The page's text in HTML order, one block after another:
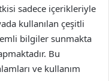
sadece içerikleriyle
kullanılan çeşitli
bilgiler sunmakta
Bu
ve kullanım